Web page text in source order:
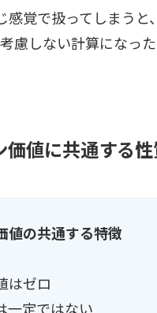
感覚で扱ってしまう
慮しない計算になった
値に共通する
値の共通する特徴
はゼロ
一定ではない